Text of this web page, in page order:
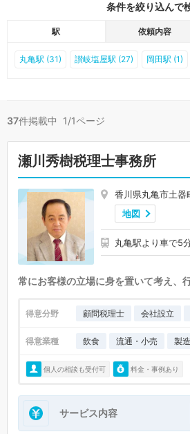
条件を絞り込んで
駅 依頼内容
丸亀駅 (31) 讃岐塩屋駅 (27) 岡田駅 (1)
37件掲載中 1/1ページ
瀬川秀樹税理士事務所
香川県丸亀市土器
地図
丸亀駅より車で5
常にお客様の立場に身を置いて考え、
得意分野 顧問税理士 会社設立
得意業種 飲食 流通・小売 製造
個人の相談も受付可 料金・事例あり
サービス内容